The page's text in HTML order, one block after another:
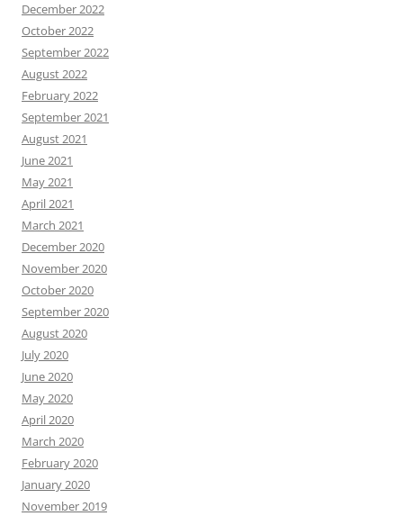
December 2022
October 2022
September 2022
August 2022
February 2022
September 2021
August 2021
June 2021
May 2021
April 2021
March 2021
December 2020
November 2020
October 2020
September 2020
August 2020
July 2020
June 2020
May 2020
April 2020
March 2020
February 2020
January 2020
November 2019